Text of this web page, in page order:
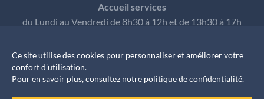
Accueil services
du Lundi au Vendredi de 8h30 à 12h et de 13h30 à 17h
Informations rendez-vous
Pour les élus, les rendez-vous sont pris auprès du
Ce site utilise des cookies pour personnaliser et améliorer votre
confort d'utilisation.
Pour en savoir plus, consultez notre politique de confidentialité.